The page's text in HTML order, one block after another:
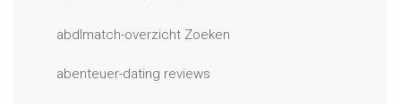
abdlmatch-overzicht Zoeken
abenteuer-dating reviews